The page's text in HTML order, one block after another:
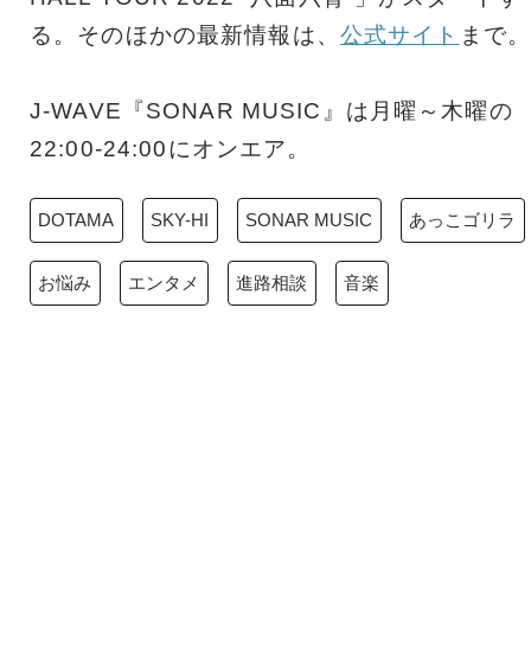
る。そのほかの最新情報は、 公式サイト まで。
J-WAVE『SONAR MUSIC』は月曜～木曜の
22:00-24:00にオンエア。
DOTAMA SKY-HI SONAR MUSIC あっこゴリラ
お悩み エンタメ 進路相談 音楽